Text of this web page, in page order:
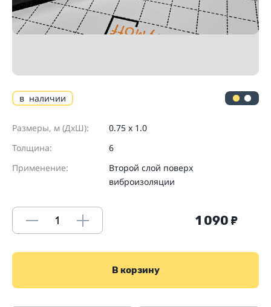
в наличии
Размеры, м (ДхШ):
0.75 х 1.0
Толщина:
6
Применение:
Второй слой поверх
виброизоляции
1 090 ₽
В корзину